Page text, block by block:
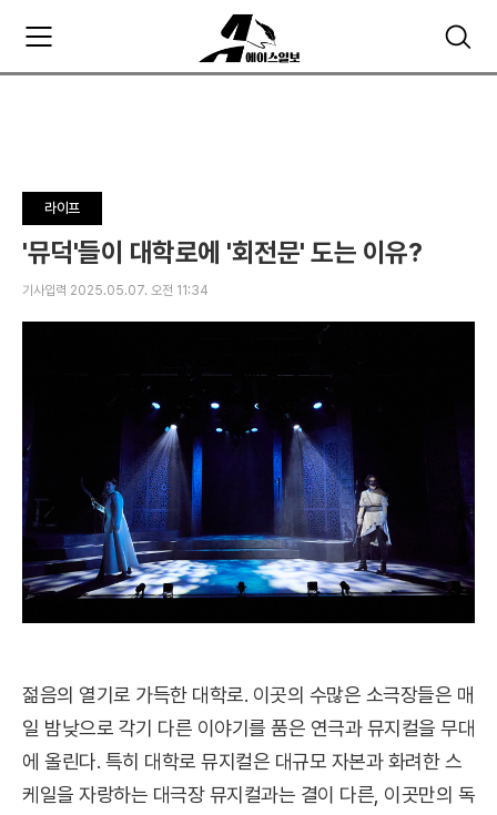
검
색
주
요
펼
치
기
라이프
'뮤덕'들이 대학로에 '회전문' 도는 이유?
기사입력 2025.05.07. 오전 11:34
젊음의 열기로 가득한 대학로. 이곳의 수많은 소극장들은 매
일 밤낮으로 각기 다른 이야기를 품은 연극과 뮤지컬을 무대
에 올린다. 특히 대학로 뮤지컬은 대규모 자본과 화려한 스
케일을 자랑하는 대극장 뮤지컬과는 결이 다른, 이곳만의 독